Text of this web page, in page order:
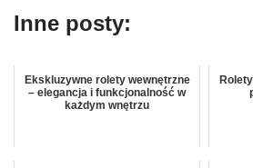
Inne posty:
Ekskluzywne rolety wewnętrzne
– elegancja i funkcjonalność w
każdym wnętrzu